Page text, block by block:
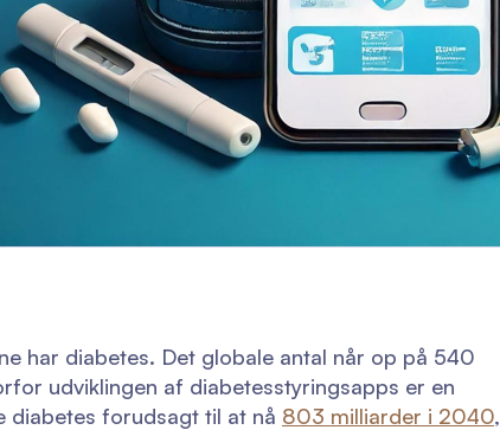
har diabetes. Det globale antal når op på 540
udviklingen af diabetesstyringsapps er en
diabetes forudsagt til at nå 803 milliarder i 2040,